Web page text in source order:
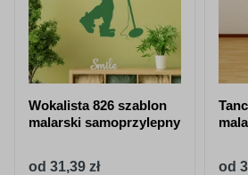
Wokalista 826 szablon
malarski samoprzylepny
od 31,39 zł od